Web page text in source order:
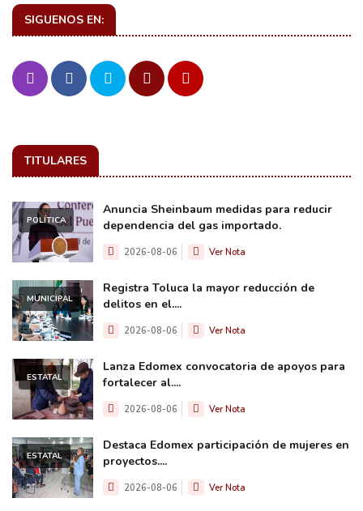
SIGUENOS EN:
TITULARES
POLÍTICA
Anuncia Sheinbaum medidas para reducir
dependencia del gas importado.
2026-08-06 Ver Nota
MUNICIPAL
Registra Toluca la mayor reducción de
delitos en el....
2026-08-06 Ver Nota
ESTATAL
Lanza Edomex convocatoria de apoyos para
fortalecer al....
2026-08-06 Ver Nota
ESTATAL
Destaca Edomex participación de mujeres en
proyectos....
2026-08-06 Ver Nota